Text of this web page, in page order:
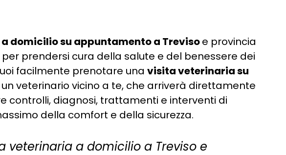
domicilio su appuntamento a Trevisoe provincia
prendersi cura della salute e del benessere dei
facilmente prenotare unavisita veterinaria su
veterinario vicino a te, che arriverà direttamente
controlli, diagnosi, trattamenti e interventi di
della comfort e della sicurezza.
veterinaria a domicilio a Treviso e